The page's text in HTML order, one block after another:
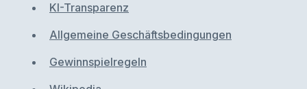
KI-Transparenz
Allgemeine Geschäftsbedingungen
Gewinnspielregeln